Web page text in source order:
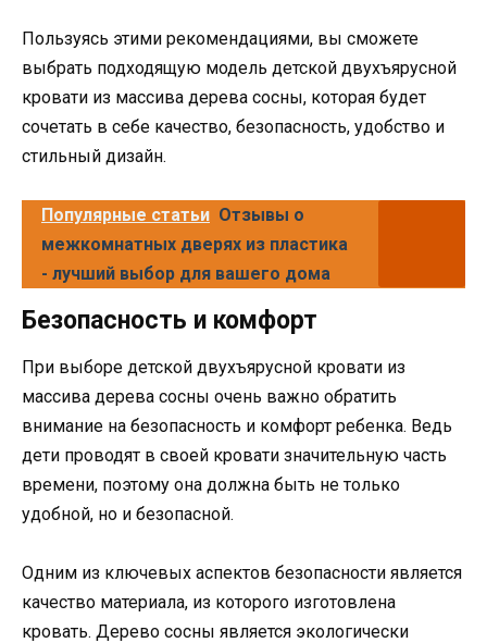
Пользуясь этими рекомендациями, вы сможете
выбрать подходящую модель детской двухъярусной
кровати из массива дерева сосны, которая будет
сочетать в себе качество, безопасность, удобство и
стильный дизайн.
Популярные статьи Отзывы о
межкомнатных дверях из пластика
- лучший выбор для вашего дома
Безопасность и комфорт
При выборе детской двухъярусной кровати из
массива дерева сосны очень важно обратить
внимание на безопасность и комфорт ребенка. Ведь
дети проводят в своей кровати значительную часть
времени, поэтому она должна быть не только
удобной, но и безопасной.
Одним из ключевых аспектов безопасности является
качество материала, из которого изготовлена
кровать. Дерево сосны является экологически